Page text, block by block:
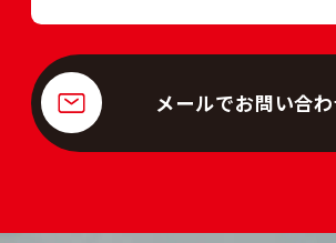
メールでお問い合